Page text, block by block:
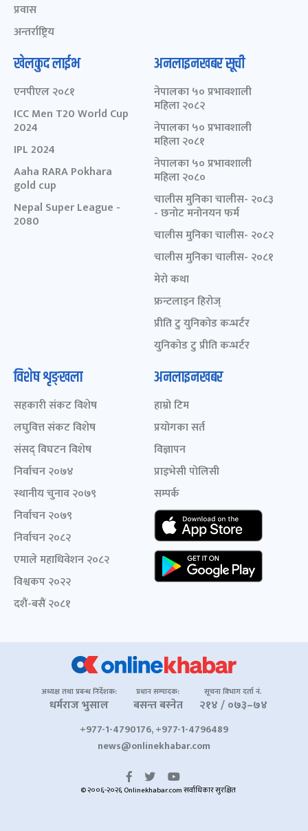
प्रवास
अन्तर्राष्ट्रिय
खेलकुद लाईभ
एनपीएल २०८१
ICC Men T20 World Cup
2024
IPL 2024
Aaha RARA Pokhara
gold cup
Nepal Super League -
2080
अनलाइनखबर सूची
नेपालका ५० प्रभावशाली
महिला २०८२
नेपालका ५० प्रभावशाली
महिला २०८१
नेपालका ५० प्रभावशाली
महिला २०८०
चालीस मुनिका चालीस- २०८३
- छनोट मनोनयन फर्म
चालीस मुनिका चालीस- २०८२
चालीस मुनिका चालीस- २०८१
मेरो कथा
फ्रन्टलाइन हिरोज्
प्रीति टु युनिकोड कन्भर्टर
युनिकोड टु प्रीति कन्भर्टर
विशेष शृङ्खला
सहकारी संकट विशेष
लघुवित्त संकट विशेष
संसद् विघटन विशेष
निर्वाचन २०७४
स्थानीय चुनाव २०७९
निर्वाचन २०७९
निर्वाचन २०८२
एमाले महाधिवेशन २०८२
विश्वकप २०२२
दशैं-बसैं २०८१
अनलाइनखबर
हाम्रो टिम
प्रयोगका सर्त
विज्ञापन
प्राइभेसी पोलिसी
सम्पर्क
अध्यक्ष तथा प्रबन्ध निर्देशक:
धर्मराज भुसाल
प्रधान सम्पादक:
बसन्त बस्नेत
सूचना विभाग दर्ता नं.
२१४ / ०७३–७४
+977-1-4790176, +977-1-4796489
news@onlinekhabar.com
© २००६-२०२६ Onlinekhabar.com सर्वाधिकार सुरक्षित